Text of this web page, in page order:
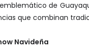
de
que combinan
Navideña